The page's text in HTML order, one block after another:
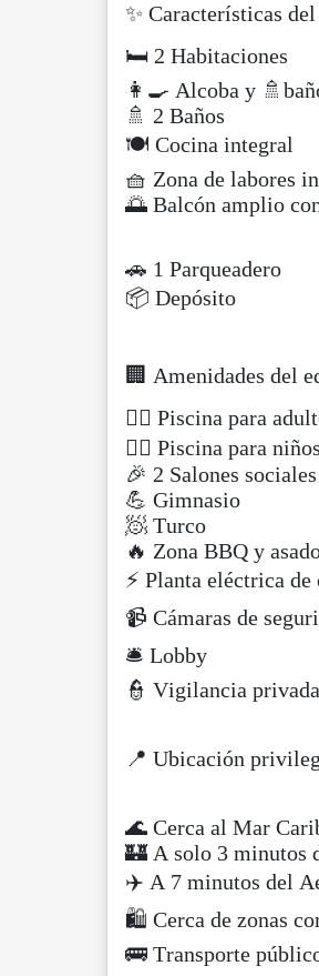
✨ Características
🛏️ 2 Habitaciones
👩‍🍳 Alcoba y
🚿 2 Baños
🍽️ Cocina integral
🧺 Zona de labores
🌅 Balcón amplio
🚗 1 Parqueadero
📦 Depósito
🏢 Amenidades del
🏊‍♂️ Piscina para
🏊‍♀️ Piscina para niños
🎉 2 Salones
💪 Gimnasio
🧖 Turco
🔥 Zona BBQ y
⚡ Planta eléctrica
📹 Cámaras de
🛎️ Lobby
👮 Vigilancia
📍 Ubicación
🌊 Cerca al Mar
🏰 A solo 3 minutos
✈️ A 7 minutos del
🛍️ Cerca de zonas
🚌 Transporte